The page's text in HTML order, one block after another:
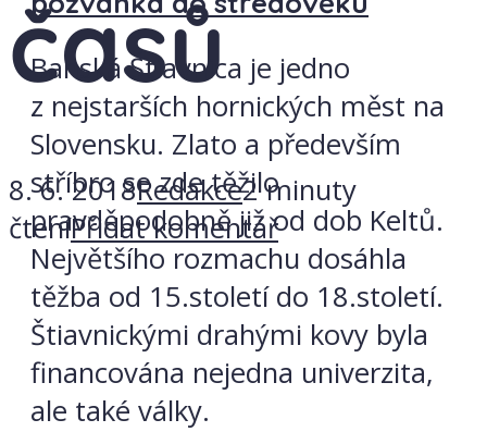
časů
8. 6. 2018Redakce2 minuty
čteníPřidat komentář
Banská Štiavnica je jedno
z nejstarších hornických měst na
Slovensku. Zlato a především
stříbro se zde těžilo
pravděpodobně již od dob Keltů.
Největšího rozmachu dosáhla
těžba od 15.století do 18.století.
Štiavnickými drahými kovy byla
financována nejedna univerzita,
ale také války.